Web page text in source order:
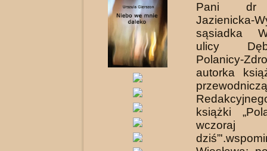
Pani dr
Jazienicka-
sąsiadka
ulicy
Polanicy-
autorka
książki